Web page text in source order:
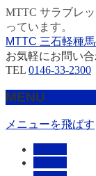
MTTC サラブレ
っています。
MTTC 三石軽種
お気軽にお問い
TEL 0146-33-2300
MENU
メニューを飛ばす